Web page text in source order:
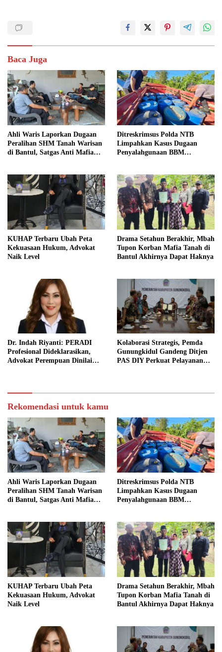
Baca Juga
Ahli Waris Laporkan Dugaan
Peralihan SHM Tanah Warisan
di Bantul, Satgas Anti Mafia
Ditreskrimsus Polda NTB
Limpahkan Kasus Dugaan
Penyalahgunaan BBM
KUHAP Terbaru Ubah Peta
Kekuasaan Hukum, Advokat
Naik Level
Drama Setahun Berakhir, Mbah
Tupon Korban Mafia Tanah di
Bantul Akhirnya Dapat Haknya
Dr. Indah Riyanti: PERADI
Profesional Dideklarasikan,
Advokat Perempuan Dinilai
Kolaborasi Strategis, Pemda
Gunungkidul Gandeng Ditjen
PAS DIY Perkuat Pelayanan
Rekomendasi untuk kamu
Ahli Waris Laporkan Dugaan
Peralihan SHM Tanah Warisan
di Bantul, Satgas Anti Mafia
Ditreskrimsus Polda NTB
Limpahkan Kasus Dugaan
Penyalahgunaan BBM
KUHAP Terbaru Ubah Peta
Kekuasaan Hukum, Advokat
Naik Level
Drama Setahun Berakhir, Mbah
Tupon Korban Mafia Tanah di
Bantul Akhirnya Dapat Haknya